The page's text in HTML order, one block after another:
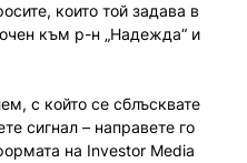
които той задава в
към р-н „Надежда“ и
с който се сблъсквате
сигнал – направете го
на Investor Media